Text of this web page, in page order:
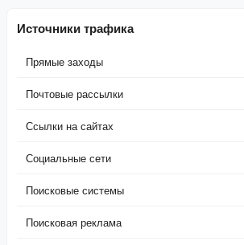
Источники трафика
Прямые заходы
Почтовые рассылки
Ссылки на сайтах
Социальные сети
Поисковые системы
Поисковая реклама